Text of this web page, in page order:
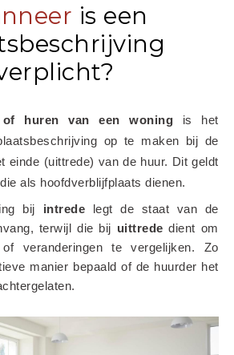
is een
huren van een woning is het
op te maken bij de
einde (uittrede) van de huur. Dit geldt
als hoofdverblijfplaats dienen.
bij intrede legt de staat van de
terwijl die bij uittrede dient om
veranderingen te vergelijken. Zo
manier bepaald of de huurder het